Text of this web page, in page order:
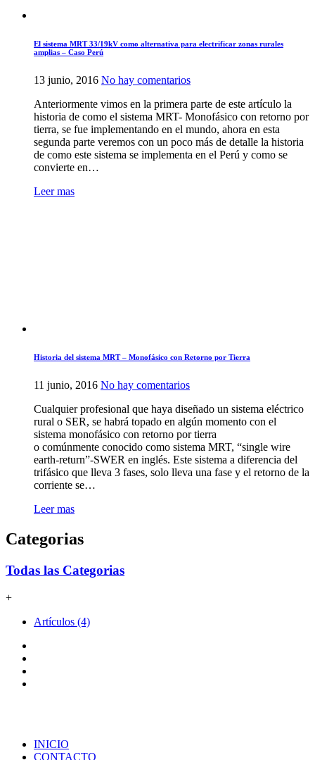
El sistema MRT 33/19kV como alternativa para electrificar zonas rurales
amplias – Caso Perú
13 junio, 2016 No hay comentariosen
sistema
MRT
33/19kV
como
alternativa
Anteriormente vimos en la primera parte de este artículo la
historia de como el sistema MRT- Monofásico con retorno por
tierra, se fue implementando en el mundo, ahora en esta
segunda parte veremos con un poco más de detalle la historia
de como este sistema se implementa en el Perú y como se
convierte en…
Leer mas
Historia del sistema MRT – Monofásico con Retorno por Tierra
11 junio, 2016 No hay comentariosen
del
sistema
MRT
–
Monofásico
con
Cualquier profesional que haya diseñado un sistema eléctrico
rural o SER, se habrá topado en algún momento con el
sistema monofásico con retorno por tierra
o comúnmente conocido como sistema MRT, “single wire
earth-return”-SWER en inglés. Este sistema a diferencia del
trifásico que lleva 3 fases, solo lleva una fase y el retorno de la
corriente se…
Leer mas
Categorias
Todas las Categorias
+
Artículos (4)
INICIO
CONTACTO